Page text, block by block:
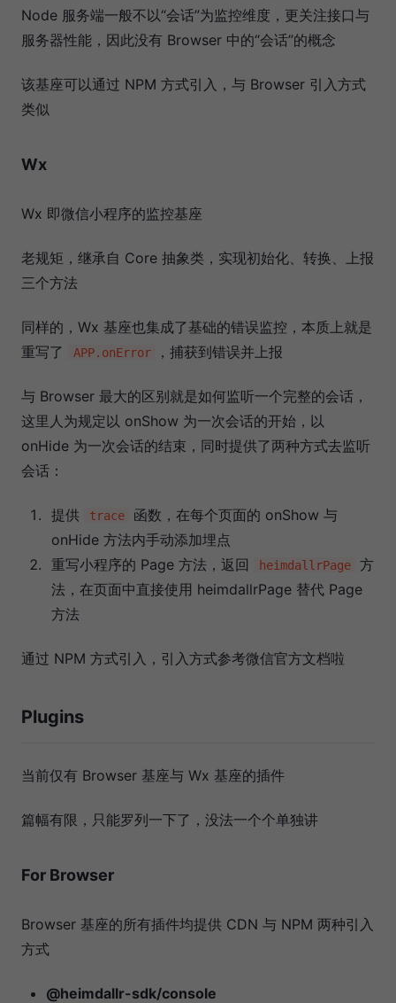
Node 服务端一般不以“会话”为监控维度，更关注接口与
服务器性能，因此没有 Browser 中的“会话”的概念
该基座可以通过 NPM 方式引入，与 Browser 引入方式
类似
Wx
Wx 即微信小程序的监控基座
老规矩，继承自 Core 抽象类，实现初始化、转换、上报
三个方法
同样的，Wx 基座也集成了基础的错误监控，本质上就是
重写了
APP.onError ，捕获到错误并上报
与 Browser 最大的区别就是如何监听一个完整的会话，
这里人为规定以 onShow 为一次会话的开始，以
onHide 为一次会话的结束，同时提供了两种方式去监听
会话：
提供 trace
函数，在每个页面的 onShow 与
onHide 方法内手动添加埋点
重写小程序的 Page 方法，返回
heimdallrPage
方
法，在页面中直接使用 heimdallrPage 替代 Page
方法
通过 NPM 方式引入，引入方式参考微信官方文档啦
Plugins
当前仅有 Browser 基座与 Wx 基座的插件
篇幅有限，只能罗列一下了，没法一个个单独讲
For Browser
Browser 基座的所有插件均提供 CDN 与 NPM 两种引入
方式
@heimdallr-sdk/console